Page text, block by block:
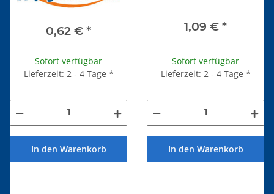
0,62 € *
Sofort verfügbar
Lieferzeit: 2 - 4 Tage *
In den Warenkorb
1,09 € *
Sofort verfügbar
Lieferzeit: 2 - 4 Tage *
In den Warenkorb